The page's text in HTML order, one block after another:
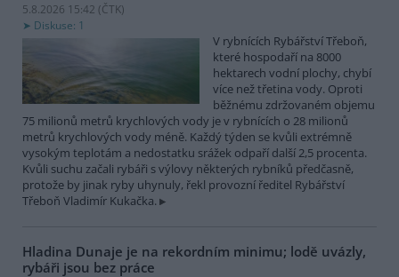
5.8.2026 15:42 (ČTK)
Diskuse: 1
V rybnících Rybářství Třeboň,
které hospodaří na 8000
hektarech vodní plochy, chybí
více než třetina vody. Oproti
běžnému zdržovaném objemu
75 milionů metrů krychlových vody je v rybnících o 28 milionů
metrů krychlových vody méně. Každý týden se kvůli extrémně
vysokým teplotám a nedostatku srážek odpaří další 2,5 procenta.
Kvůli suchu začali rybáři s výlovy některých rybníků předčasně,
protože by jinak ryby uhynuly, řekl provozní ředitel Rybářství
Třeboň Vladimír Kukačka.
Hladina Dunaje je na rekordním minimu; lodě uvázly,
rybáři jsou bez práce